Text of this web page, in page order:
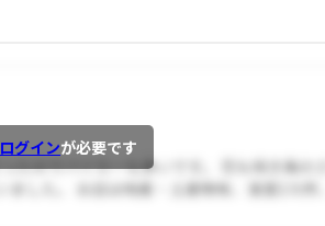
ログインが必要です